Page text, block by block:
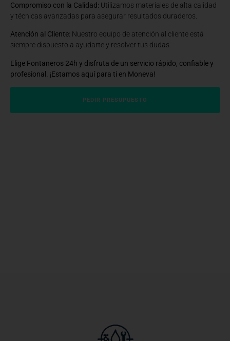
Compromiso con la Calidad: Utilizamos materiales de alta calidad
y técnicas avanzadas para asegurar resultados duraderos.
Atención al Cliente: Nuestro equipo de atención al cliente está
siempre dispuesto a ayudarte y resolver tus dudas.
Elige Fontaneros 24h y disfruta de un servicio rápido, confiable y
profesional. ¡Estamos aquí para ti en Moneva!
PEDIR PRESUPUESTO